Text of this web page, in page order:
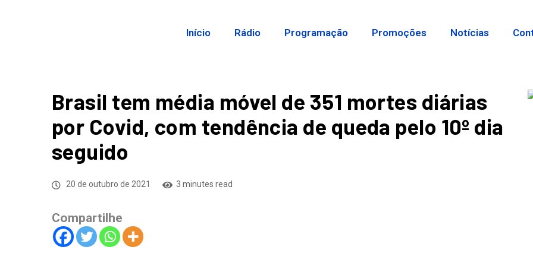
Início Rádio Programação Promoções Notícias
Brasil tem média móvel de 351 mortes diárias
por Covid, com tendência de queda pelo 10º dia
seguido
20 de outubro de 2021 3 minutes read
Compartilhe